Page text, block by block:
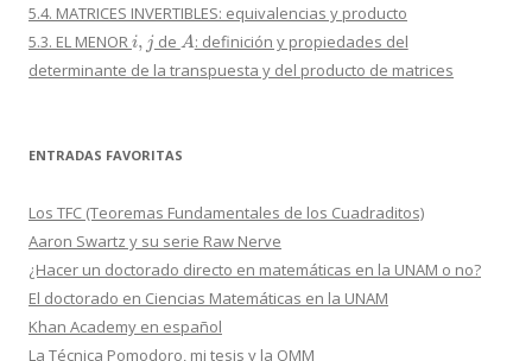
5.4. MATRICES INVERTIBLES: equivalencias y producto
5.3. EL MENORi,j de A: definición y propiedades del
determinante de la transpuesta y del producto de matrices
ENTRADAS FAVORITAS
Los TFC (Teoremas Fundamentales de los Cuadraditos)
Aaron Swartz y su serie Raw Nerve
¿Hacer un doctorado directo en matemáticas en la UNAM o no?
El doctorado en Ciencias Matemáticas en la UNAM
Khan Academy en español
La Técnica Pomodoro, mi tesis y la OMM